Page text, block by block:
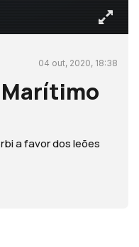
04 out, 2020, 18:38
a favor dos leões